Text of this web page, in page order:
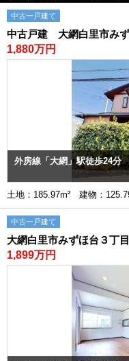
中古一戸建て
中古戸建 大網白里市み
1,880万円
外房線「大網」駅徒歩24分
土地：185.97m² 建物：
中古一戸建て
大網白里市みずほ台３丁
1,899万円